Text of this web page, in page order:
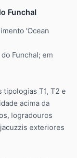
Funchal
'Ocean
Funchal; em
tipologias T1, T2 e
acima da
logradouros
exteriores